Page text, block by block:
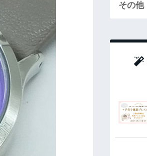
その他